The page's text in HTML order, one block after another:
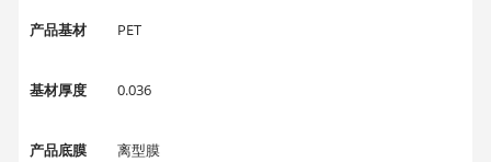
产品基材 PET
基材厚度 0.036
产品底膜 离型膜